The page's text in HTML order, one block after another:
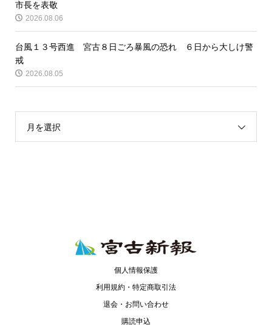
市長を表敬
2026.08.06
台風１３号西進 宮古８日ごろ暴風の恐れ ６日から大しけ警
戒
2026.08.05
月を選択
個人情報保護
利用規約・特定商取引法
退会・お問い合わせ
購読申込